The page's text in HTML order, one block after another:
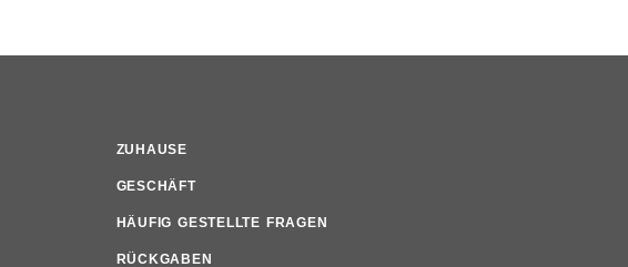
ZUHAUSE
GESCHÄFT
HÄUFIG GESTELLTE FRAGEN
RÜCKGABEN